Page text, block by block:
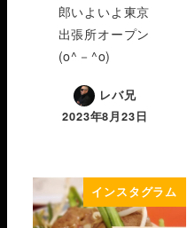
郎いよいよ東京
出張所オープン
(o^－^o)
レバ兄
2023年8月23日
インスタグラム